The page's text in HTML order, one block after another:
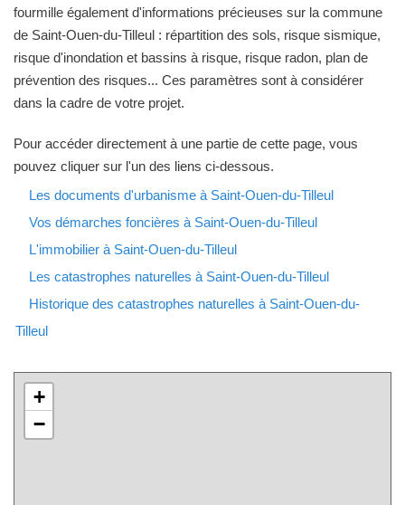
fourmille également d'informations précieuses sur la commune
de Saint-Ouen-du-Tilleul : répartition des sols, risque sismique,
risque d'inondation et bassins à risque, risque radon, plan de
prévention des risques... Ces paramètres sont à considérer
dans la cadre de votre projet.
Pour accéder directement à une partie de cette page, vous
pouvez cliquer sur l'un des liens ci-dessous.
Les documents d'urbanisme à Saint-Ouen-du-Tilleul
Vos démarches foncières à Saint-Ouen-du-Tilleul
L'immobilier à Saint-Ouen-du-Tilleul
Les catastrophes naturelles à Saint-Ouen-du-Tilleul
Historique des catastrophes naturelles à Saint-Ouen-du-
Tilleul
+
−